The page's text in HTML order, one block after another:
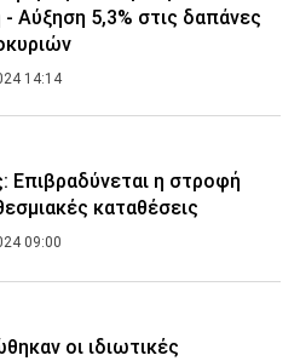
Αύξηση 5,3% στις δαπάνες
14:14
Επιβραδύνεται η στροφή
καταθέσεις
09:00
οι ιδιωτικές